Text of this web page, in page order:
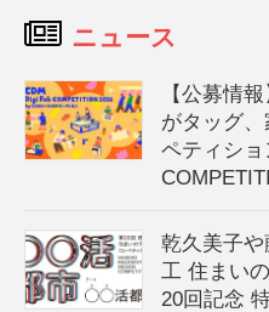
ニュース
【公募情
がタッグ
ペティシ
乾久美子
工 住まい
20回記念